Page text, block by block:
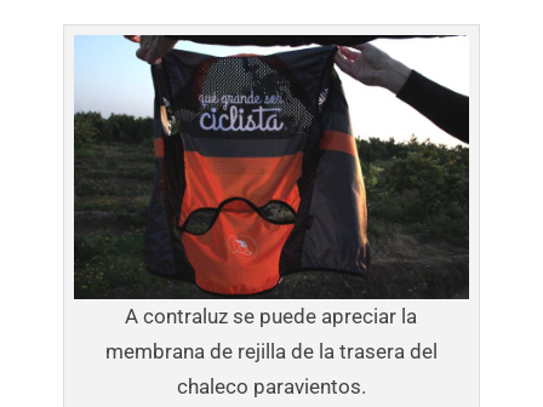
A contraluz se puede apreciar la
membrana de rejilla de la trasera del
chaleco paravientos.